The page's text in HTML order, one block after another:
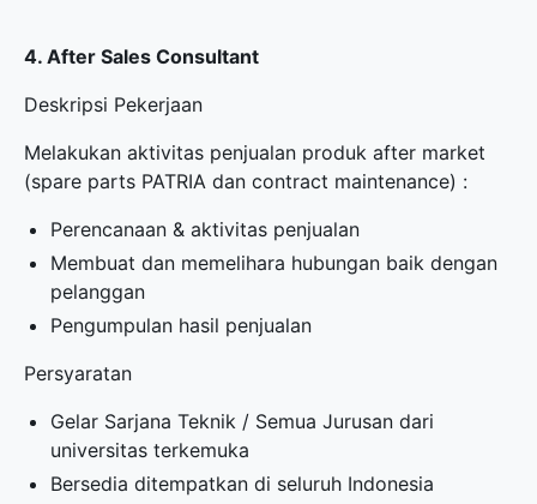
4. After Sales Consultant
Deskripsi Pekerjaan
Melakukan aktivitas penjualan produk after market
(spare parts PATRIA dan contract maintenance) :
Perencanaan & aktivitas penjualan
Membuat dan memelihara hubungan baik dengan
pelanggan
Pengumpulan hasil penjualan
Persyaratan
Gelar Sarjana Teknik / Semua Jurusan dari
universitas terkemuka
Bersedia ditempatkan di seluruh Indonesia